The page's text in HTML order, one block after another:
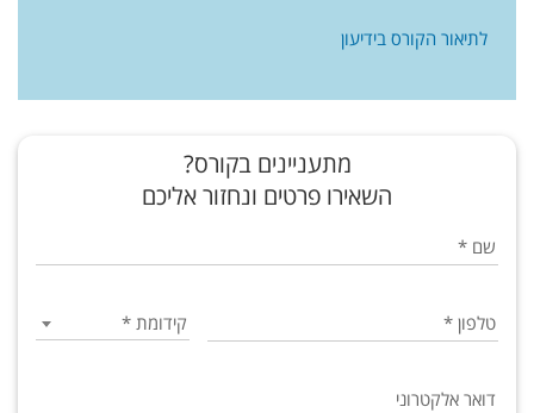
לתיאור הקורס בידיעון
מתעניינים בקורס?
השאירו פרטים ונחזור אליכם
שם *
טלפון* קידומת *
דואר אלקטרוני